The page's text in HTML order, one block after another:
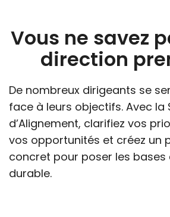
Vous ne savez
direction
De nombreux dirigeants se
face à leurs objectifs. Avec la
d’Alignement, clarifiez vos
vos opportunités et créez un
concret pour poser les bases
durable.